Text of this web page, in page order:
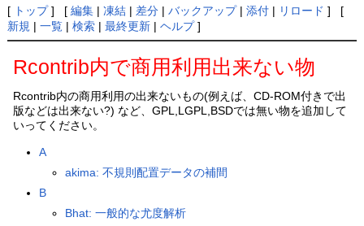
[ トップ] [ 編集| 凍結| 差分| バックアップ| 添付| リロード ] [
新規 | 一覧| 検索| 最終更新| ヘルプ]
Rcontrib内で商用利用出来ない物
Rcontrib内の商用利用の出来ないもの(例えば、CD-ROM付きで出
版などは出来ない?) など、GPL,LGPL,BSDでは無い物を追加して
いってください。
A
akima: 不規則配置データの補間
B
Bhat: 一般的な尤度解析